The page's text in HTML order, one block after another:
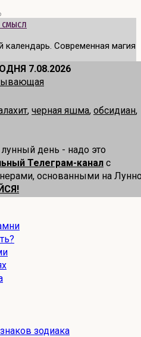
смысл
календарь. Современная магия
7.08.2026
, черная яшма, обсидиан,
день - надо это
Телеграм-канал с
основанными на
зодиака